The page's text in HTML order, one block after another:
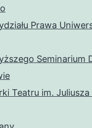
Prawa
Seminarium
Teatru im. Juliusza